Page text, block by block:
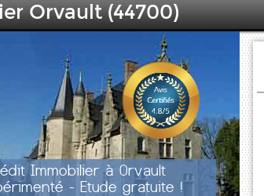
Orvault (44700)
Immobilier à Orvault
- Etude gratuite !
150 000 euros